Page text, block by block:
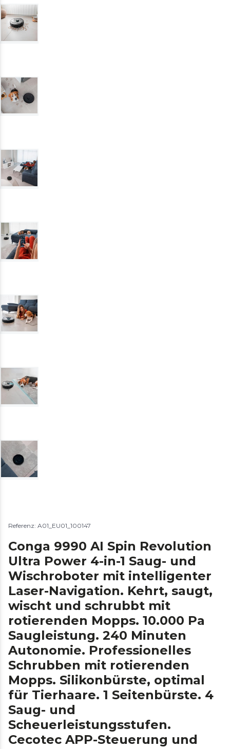
Referenz: A01_EU01_100147
Conga 9990 AI Spin Revolution
Ultra Power 4-in-1 Saug- und
Wischroboter mit intelligenter
Laser-Navigation. Kehrt, saugt,
wischt und schrubbt mit
rotierenden Mopps. 10.000 Pa
Saugleistung. 240 Minuten
Autonomie. Professionelles
Schrubben mit rotierenden
Mopps. Silikonbürste, optimal
für Tierhaare. 1 Seitenbürste. 4
Saug- und
Scheuerleistungsstufen.
Cecotec APP-Steuerung und